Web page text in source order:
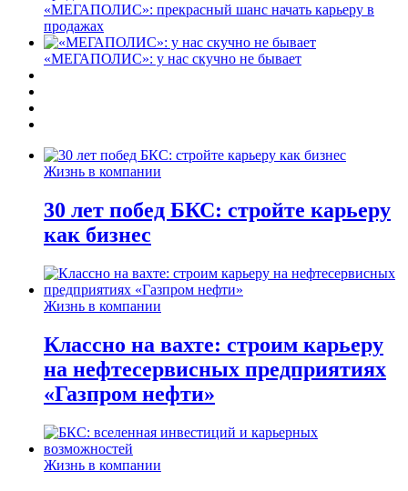
«МЕГАПОЛИС»: прекрасный шанс начать карьеру в
продажах
«МЕГАПОЛИС»: у нас скучно не бывает
Жизнь в компании
30 лет побед БКС: стройте карьеру
как бизнес
Жизнь в компании
Классно на вахте: строим карьеру
на нефтесервисных предприятиях
«Газпром нефти»
Жизнь в компании